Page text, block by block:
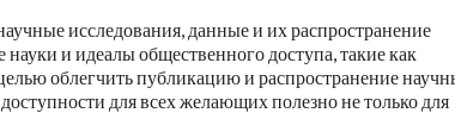
исследования, данные и их распространение
и идеалы общественного доступа, такие как
облегчить публикацию и распространение
для всех желающих полезно не только для